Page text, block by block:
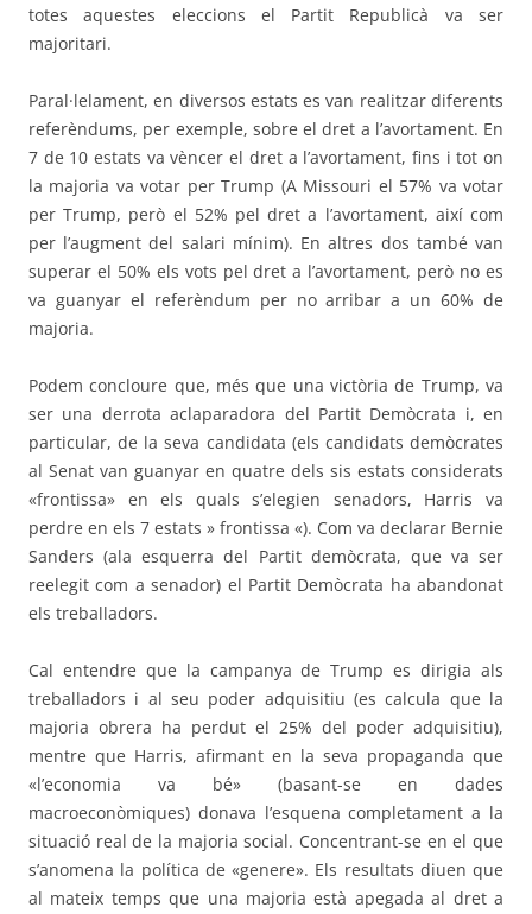
totes aquestes eleccions el Partit Republicà va ser
majoritari.
Paral·lelament, en diversos estats es van realitzar diferents
referèndums, per exemple, sobre el dret a l’avortament. En
7 de 10 estats va vèncer el dret a l’avortament, fins i tot on
la majoria va votar per Trump (A Missouri el 57% va votar
per Trump, però el 52% pel dret a l’avortament, així com
per l’augment del salari mínim). En altres dos també van
superar el 50% els vots pel dret a l’avortament, però no es
va guanyar el referèndum per no arribar a un 60% de
majoria.
Podem concloure que, més que una victòria de Trump, va
ser una derrotaaclaparadora del Partit Demòcrata i, en
particular, de la seva candidata (els candidats demòcrates
al Senat van guanyar en quatre dels sis estats considerats
«frontissa» en els quals s’elegien senadors, Harris va
perdre en els 7 estats » frontissa «). Com va declarar Bernie
Sanders (ala esquerra del Partit demòcrata, que va ser
reelegit com a senador) el Partit Demòcrata ha abandonat
els treballadors.
Cal entendre que la campanya de Trump es dirigia als
treballadors i al seu poder adquisitiu (es calcula que la
majoria obrera ha perdut el 25% del poder adquisitiu),
mentre que Harris, afirmant en la seva propaganda que
«l’economia va bé» (basant-se en dades
macroeconòmiques) donava l’esquena completament a la
situació real de la majoria social. Concentrant-se en el que
s’anomena la política de «genere». Els resultats diuen que
al mateix temps que una majoria està apegada al dret a